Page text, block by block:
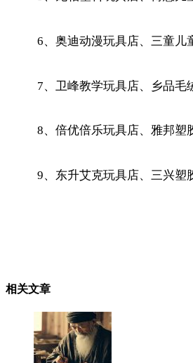
6、奥迪动漫玩具店、三童儿
7、卫峰教学玩具店、乡品毛
8、倍优倍乐玩具店、雅邦塑
9、东升艾克玩具店、三兴塑
相关文章